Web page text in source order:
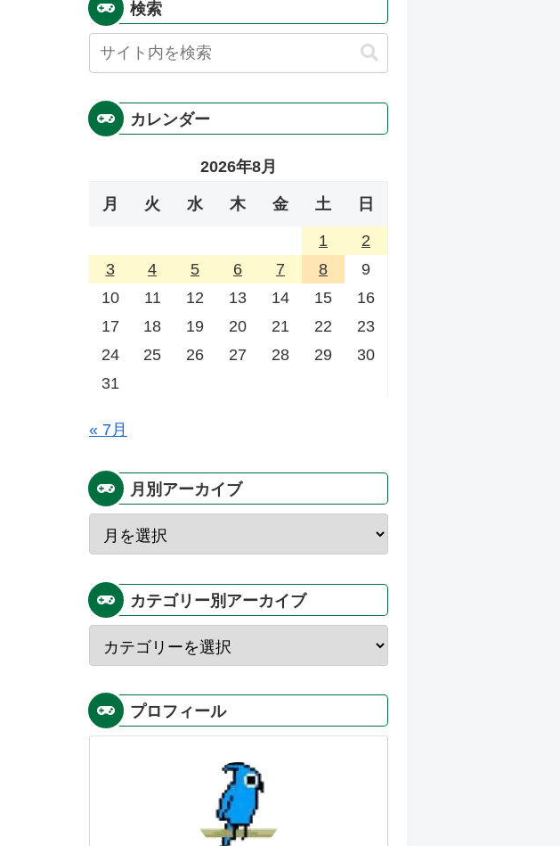
検索
カレンダー
2026年8月
月 火 水 木 金 土 日
1
2
3
4 5 6 7 8
9
10
11 12 13 14 15
16
17
18 19 20 21 22
23
24
25 26 27 28 29
30
31
« 7月
月別アーカイブ
カテゴリー別アーカイブ
プロフィール